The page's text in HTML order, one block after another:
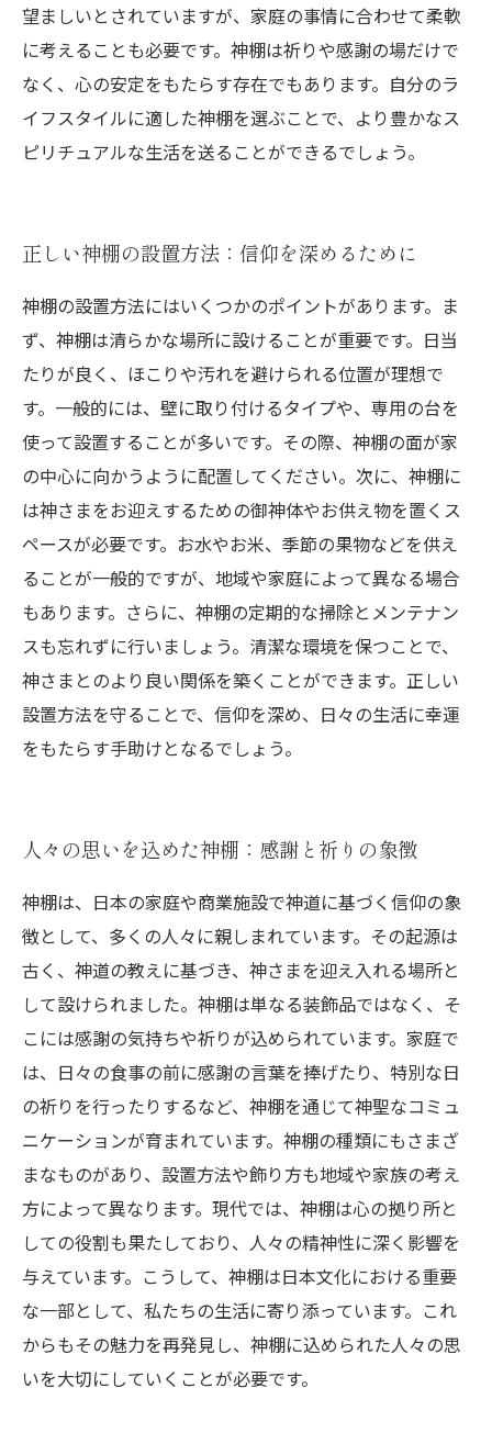
望ましいとされていますが、家庭の事情に合わせて柔軟
に考えることも必要です。神棚は祈りや感謝の場だけで
なく、心の安定をもたらす存在でもあります。自分のラ
イフスタイルに適した神棚を選ぶことで、より豊かなス
ピリチュアルな生活を送ることができるでしょう。
正しい神棚の設置方法：信仰を深めるために
神棚の設置方法にはいくつかのポイントがあります。ま
ず、神棚は清らかな場所に設けることが重要です。日当
たりが良く、ほこりや汚れを避けられる位置が理想で
す。一般的には、壁に取り付けるタイプや、専用の台を
使って設置することが多いです。その際、神棚の面が家
の中心に向かうように配置してください。次に、神棚に
は神さまをお迎えするための御神体やお供え物を置くス
ペースが必要です。お水やお米、季節の果物などを供え
ることが一般的ですが、地域や家庭によって異なる場合
もあります。さらに、神棚の定期的な掃除とメンテナン
スも忘れずに行いましょう。清潔な環境を保つことで、
神さまとのより良い関係を築くことができます。正しい
設置方法を守ることで、信仰を深め、日々の生活に幸運
をもたらす手助けとなるでしょう。
人々の思いを込めた神棚：感謝と祈りの象徴
神棚は、日本の家庭や商業施設で神道に基づく信仰の象
徴として、多くの人々に親しまれています。その起源は
古く、神道の教えに基づき、神さまを迎え入れる場所と
して設けられました。神棚は単なる装飾品ではなく、そ
こには感謝の気持ちや祈りが込められています。家庭で
は、日々の食事の前に感謝の言葉を捧げたり、特別な日
の祈りを行ったりするなど、神棚を通じて神聖なコミュ
ニケーションが育まれています。神棚の種類にもさまざ
まなものがあり、設置方法や飾り方も地域や家族の考え
方によって異なります。現代では、神棚は心の拠り所と
しての役割も果たしており、人々の精神性に深く影響を
与えています。こうして、神棚は日本文化における重要
な一部として、私たちの生活に寄り添っています。これ
からもその魅力を再発見し、神棚に込められた人々の思
いを大切にしていくことが必要です。